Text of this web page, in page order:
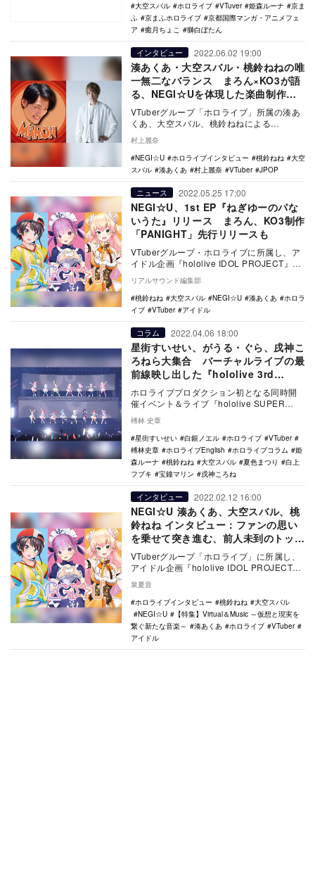
大空スバル
ホロライブ VTuver 姫森ルーナ
京ま
ふ
京まふホロライブ
京都国際マンガ・アニメフェ
ア
癒月ちょこ 獅白ぼたん
インタビュー 2022.06.02 19:00
湊あくあ・大空スバル・桃鈴ねねの唯
一無二なバランス まろん×KO3が語
る、NEGI☆Uを体現した楽曲制作の
裏側
VTuberグループ「ホロライブ」所属の湊あ
くあ、大空スバル、桃鈴ねねによる
た』…
村上麗奈
NEGI☆U
ホロライブインタビュー 桃鈴ねね
大空
スバル
湊あくあ 村上麗奈 VTuber JPOP
ニュース 2022.05.25 17:00
NEGI☆U、1st EP『ねぎゆーのパな
いうた』リリース まろん、KO3制作
「PANIGHT」先行リリースも
VTuberグループ・ホロライブに所属し、ア
イドル企画『hololive IDOL PROJECT』に
参加中の湊あくあ、大空スバ…
リアルサウンド編集部
桃鈴ねね
大空スバル NEGI☆U 湊あくあ
ホロラ
イブ
VTuber アイドル
コラム 2022.04.06 18:00
星街すいせい、がうる・ぐら、戌神こ
ろねら大集合 バーチャルライブの最
前線映し出した『hololive 3rd
fes.』DAY1レポ
ホロライブプロダクション初となる同時開
催イベント＆ライブ『hololive SUPER
EXPO 2022 supported …
榑林 史章
星街すいせい
白銀ノエル ホロライブ
VTuber
榑林史章
ホロライブEnglish ホロライブコラム
姫
森ルーナ
桃鈴ねね 大空スバル 夏色まつり
白上
フブキ
宝鐘マリン 戌神ころね
インタビュー 2022.02.12 16:00
NEGI☆U 湊あくあ、大空スバル、桃
鈴ねね インタビュー：ファンの思い
を乗せて突き進む、前人未到のトップ
アイドルへの道
VTuberグループ「ホロライブ」に所属し、
アイドル企画『hololive IDOL PROJECT』
に参加中の湊あくあ、大空ス…
泉夏音
ホロライブインタビュー
桃鈴ねね
大空スバル
NEGI☆U
【特集】Virtual＆Music ～仮想と現実を
繋ぐ新たな音楽～
湊あくあ ホロライブ
VTuber
アイドル